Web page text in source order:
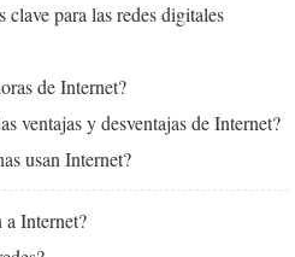
clave para las redes digitales
de Internet?
ventajas y desventajas de Internet?
usan Internet?
a Internet?